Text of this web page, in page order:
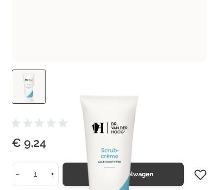
€ 9,24
Aantal
− + In Winkelwagen